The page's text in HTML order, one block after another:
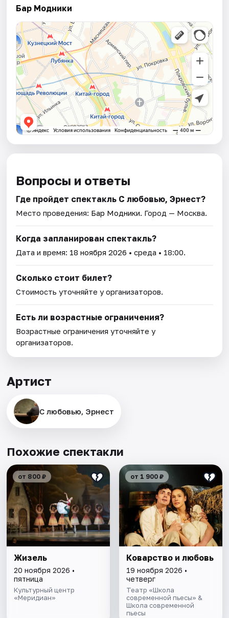
Бар Модники
Вопросы и ответы
Где пройдет спектакль С любовью, Эрнест?
Место проведения: Бар Модники. Город — Москва.
Когда запланирован спектакль?
Дата и время: 18 ноября 2026 • среда • 18:00.
Сколько стоит билет?
Стоимость уточняйте у организаторов.
Есть ли возрастные ограничения?
Возрастные ограничения уточняйте у
организаторов.
Артист
С любовью, Эрнест
Похожие спектакли
от 800 ₽
Жизель
20 ноября 2026 •
пятница
Культурный центр
«Меридиан»
от 1 900 ₽
Коварство и любовь
19 ноября 2026 •
четверг
Театр «Школа
современной пьесы» &
Школа современной
пьесы